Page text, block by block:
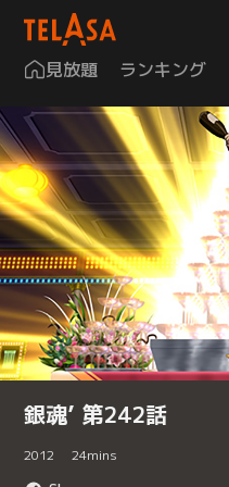
見放題 ランキング
銀魂’ 第242話
2012 24mins